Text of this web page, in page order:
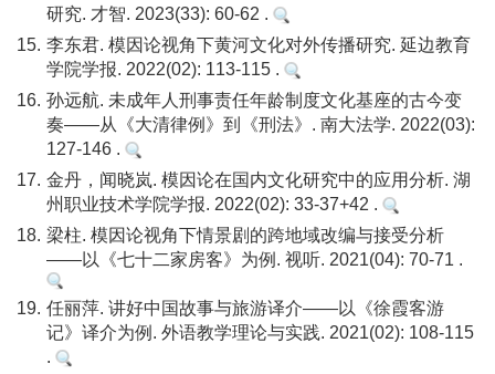
研究. 才智. 2023(33): 60-62 .
15. 李东君. 模因论视角下黄河文化对外传播研究. 延边教育
学院学报. 2022(02): 113-115 .
16. 孙远航. 未成年人刑事责任年龄制度文化基座的古今变
奏——从《大清律例》到《刑法》. 南大法学. 2022(03):
127-146 .
17. 金丹，闻晓岚. 模因论在国内文化研究中的应用分析. 湖
州职业技术学院学报. 2022(02): 33-37+42 .
18. 梁柱. 模因论视角下情景剧的跨地域改编与接受分析
——以《七十二家房客》为例. 视听. 2021(04): 70-71 .
19. 任丽萍. 讲好中国故事与旅游译介——以《徐霞客游
记》译介为例. 外语教学理论与实践. 2021(02): 108-115
.